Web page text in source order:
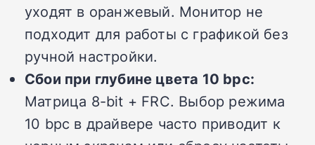
уходят в оранжевый. Монитор не
подходит для работы с графикой без
ручной настройки.
Сбои при глубине цвета 10 bpc:
Матрица 8-bit + FRC. Выбор режима
10 bpc в драйвере часто приводит к